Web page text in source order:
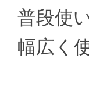
普段使
幅広く